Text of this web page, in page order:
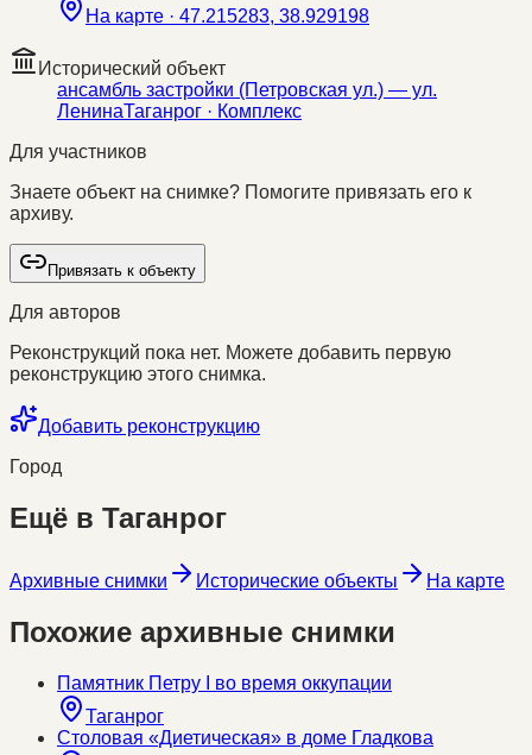
На карте · 47.215283, 38.929198
Исторический объект
ансамбль застройки (Петровская ул.) — ул.
ЛенинаТаганрог · Комплекс
Для участников
Знаете объект на снимке? Помогите привязать его к
архиву.
Привязать к объекту
Для авторов
Реконструкций пока нет. Можете добавить первую
реконструкцию этого снимка.
Добавить реконструкцию
Город
Ещё в Таганрог
Архивные снимки Исторические объекты На карте
Похожие архивные снимки
Памятник Петру I во время оккупации
Таганрог
Столовая «Диетическая» в доме Гладкова